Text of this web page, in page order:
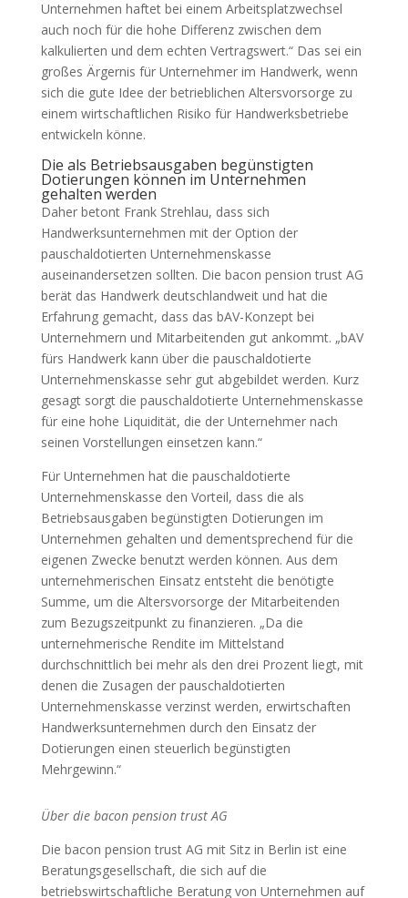
Unternehmen haftet bei einem Arbeitsplatzwechsel
auch noch für die hohe Differenz zwischen dem
kalkulierten und dem echten Vertragswert.“ Das sei ein
großes Ärgernis für Unternehmer im Handwerk, wenn
sich die gute Idee der betrieblichen Altersvorsorge zu
einem wirtschaftlichen Risiko für Handwerksbetriebe
entwickeln könne.
Die als Betriebsausgaben begünstigten
Dotierungen können im Unternehmen
gehalten werden
Daher betont Frank Strehlau, dass sich
Handwerksunternehmen mit der Option der
pauschaldotierten Unternehmenskasse
auseinandersetzen sollten. Die bacon pension trust AG
berät das Handwerk deutschlandweit und hat die
Erfahrung gemacht, dass das bAV-Konzept bei
Unternehmern und Mitarbeitenden gut ankommt. „bAV
fürs Handwerk kann über die pauschaldotierte
Unternehmenskasse sehr gut abgebildet werden. Kurz
gesagt sorgt die pauschaldotierte Unternehmenskasse
für eine hohe Liquidität, die der Unternehmer nach
seinen Vorstellungen einsetzen kann.“
Für Unternehmen hat die pauschaldotierte
Unternehmenskasse den Vorteil, dass die als
Betriebsausgaben begünstigten Dotierungen im
Unternehmen gehalten und dementsprechend für die
eigenen Zwecke benutzt werden können. Aus dem
unternehmerischen Einsatz entsteht die benötigte
Summe, um die Altersvorsorge der Mitarbeitenden
zum Bezugszeitpunkt zu finanzieren. „Da die
unternehmerische Rendite im Mittelstand
durchschnittlich bei mehr als den drei Prozent liegt, mit
denen die Zusagen der pauschaldotierten
Unternehmenskasse verzinst werden, erwirtschaften
Handwerksunternehmen durch den Einsatz der
Dotierungen einen steuerlich begünstigten
Mehrgewinn.“
Über die bacon pension trust AG
Die bacon pension trust AG mit Sitz in Berlin ist eine
Beratungsgesellschaft, die sich auf die
betriebswirtschaftliche Beratung von Unternehmen auf